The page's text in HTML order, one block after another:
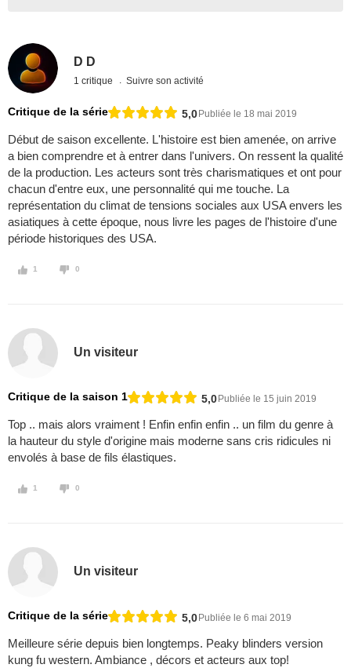
D D
1 critique Suivre son activité
Critique de la série 5,0Publiée le 18 mai 2019
Début de saison excellente. L'histoire est bien amenée, on arrive
a bien comprendre et à entrer dans l'univers. On ressent la qualité
de la production. Les acteurs sont très charismatiques et ont pour
chacun d'entre eux, une personnalité qui me touche. La
représentation du climat de tensions sociales aux USA envers les
asiatiques à cette époque, nous livre les pages de l'histoire d'une
période historiques des USA.
1 0
Un visiteur
Critique de la saison 1 5,0Publiée le 15 juin 2019
Top .. mais alors vraiment ! Enfin enfin enfin .. un film du genre à
la hauteur du style d'origine mais moderne sans cris ridicules ni
envolés à base de fils élastiques.
1 0
Un visiteur
Critique de la série 5,0Publiée le 6 mai 2019
Meilleure série depuis bien longtemps. Peaky blinders version
kung fu western. Ambiance , décors et acteurs aux top!